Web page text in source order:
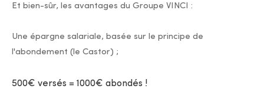
Et bien-sûr, les avantages du Groupe VINCI :
Une épargne salariale, basée sur le principe de
l'abondement (le Castor) ;
500€ versés = 1000€ abondés !